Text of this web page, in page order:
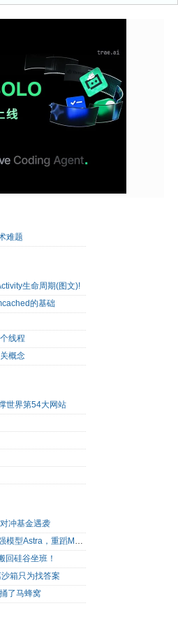
难题
生命周期(图文)!
的基础
线程
概念
世界第54大网站
冲基金遇袭
都学坏了！奥特曼亲手封锁最强模型Astra，重蹈Mythos覆辙
回硅谷坐班！
箱只为找答案
了马蜂窝